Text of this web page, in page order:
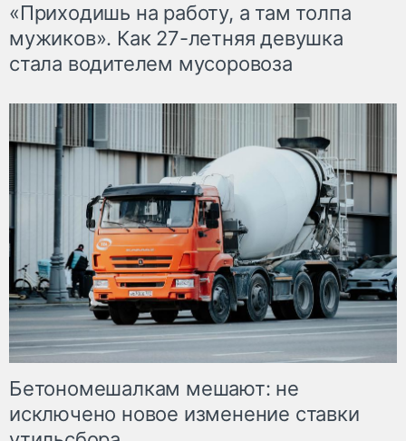
«Приходишь на работу, а там толпа
мужиков». Как 27-летняя девушка
стала водителем мусоровоза
Бетономешалкам мешают: не
исключено новое изменение ставки